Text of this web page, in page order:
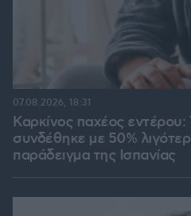
Καρκίνος παχέος
συνδέθηκε με 50%
παράδειγμα της Ισπανίας
07.08.2026, 18:31